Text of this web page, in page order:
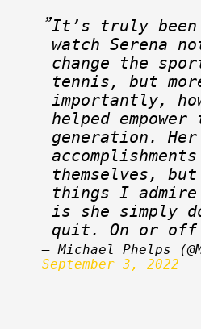
It’s truly
watch Serena
change the
tennis, but
importantly,
helped
generation.
themselves,
things I
is she simply
quit. On or off
September 3, 2022